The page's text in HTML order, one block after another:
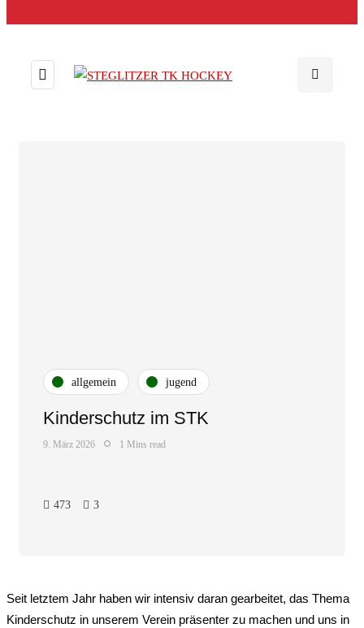
allgemein jugend
Kinderschutz im STK
9. März 2026 1 Mins read
473 3
Seit letztem Jahr haben wir intensiv daran gearbeitet, das Thema
Kinderschutz in unserem Verein präsenter zu machen und uns in